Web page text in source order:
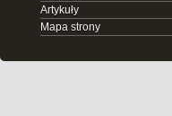
Artykuły
Mapa strony